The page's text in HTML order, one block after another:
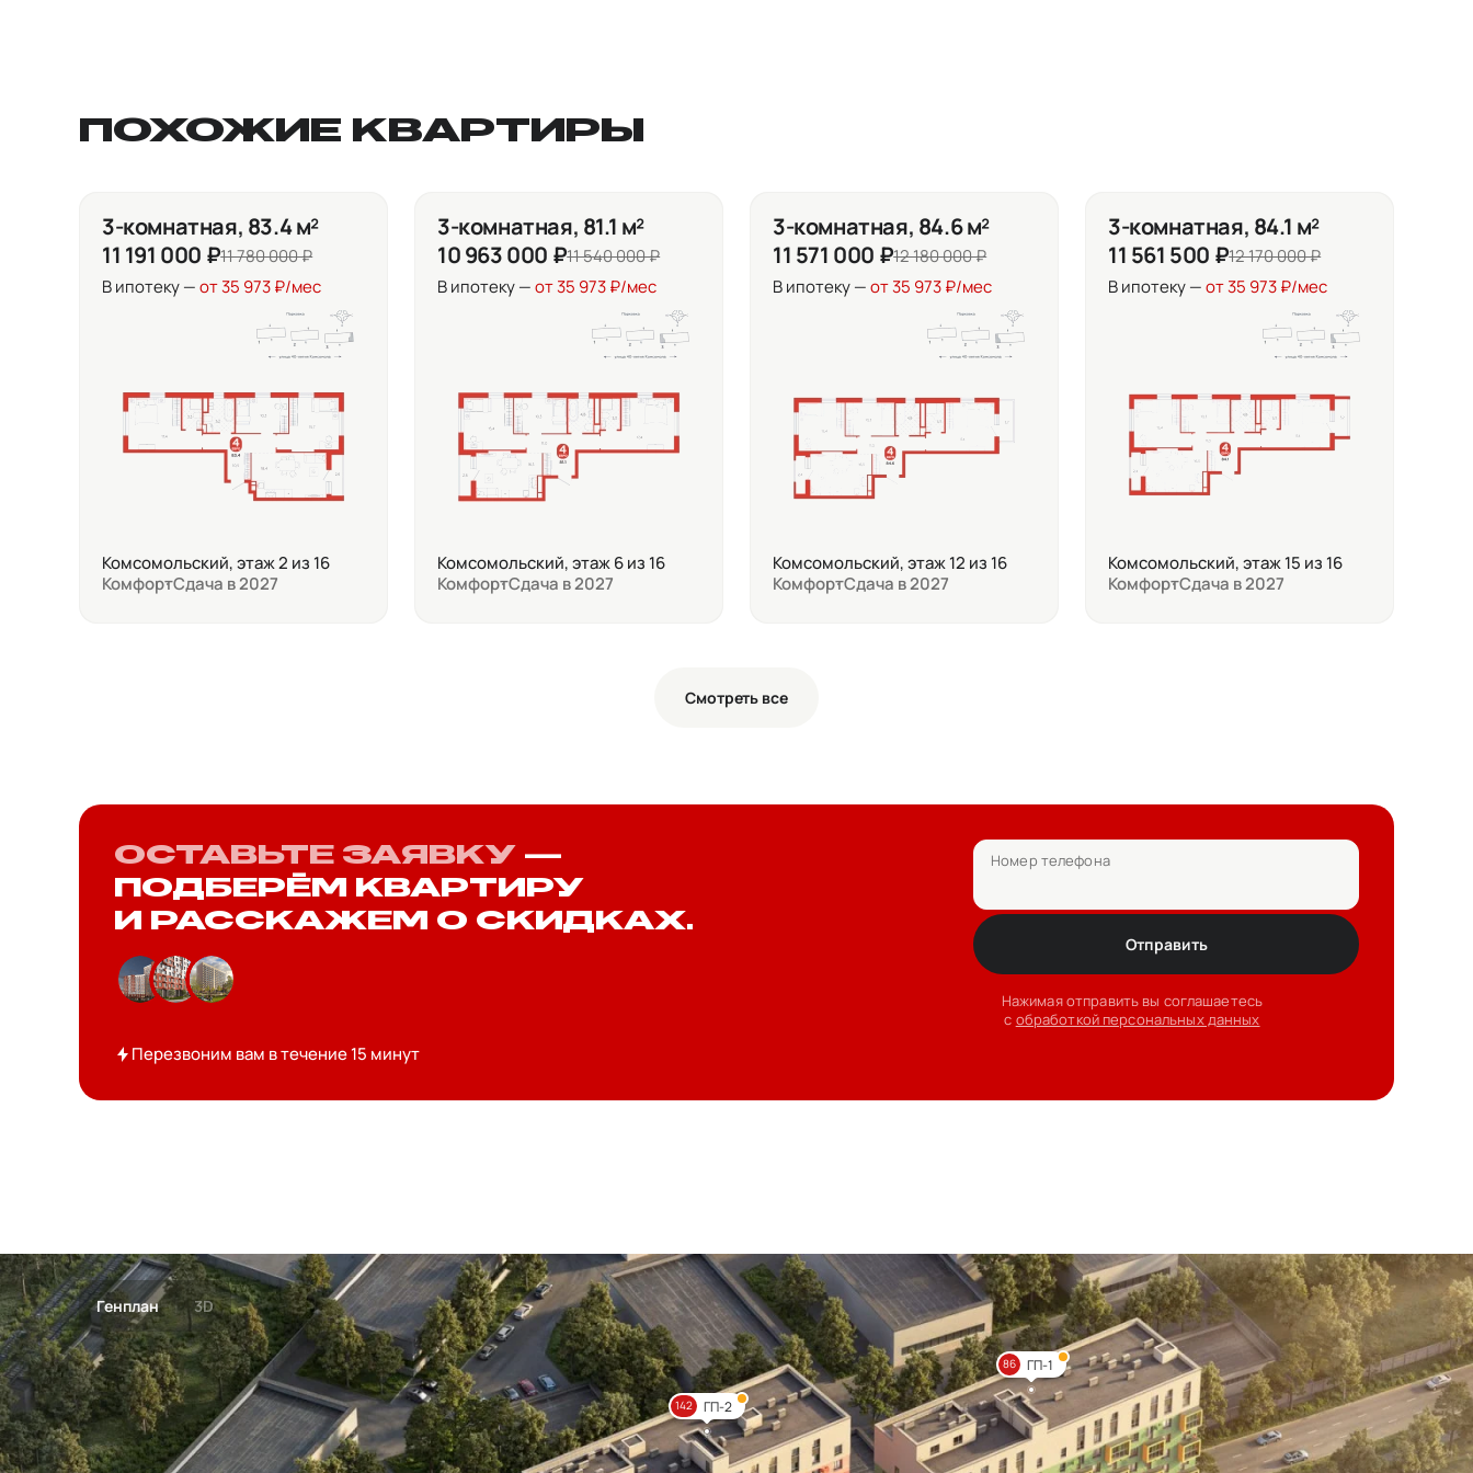
ПОХОЖИЕ КВАРТИРЫ
3-комнатная, 83.4 м²
11 191 000 ₽11 780 000 ₽
В ипотеку —от 35 973 ₽/мес
Комсомольский, этаж 2 из 16
КомфортСдача в 2027
3-комнатная, 81.1 м²
10 963 000 ₽11 540 000 ₽
В ипотеку —от 35 973 ₽/мес
Комсомольский, этаж 6 из 16
КомфортСдача в 2027
3-комнатная, 84.6 м²
11 571 000 ₽12 180 000 ₽
В ипотеку —от 35 973 ₽/мес
Комсомольский, этаж 12 из 16
КомфортСдача в 2027
3-комнатная, 84.1 м²
11 561 500 ₽12 170 000 ₽
В ипотеку —от 35 973 ₽/мес
Комсомольский, этаж 15 из 16
КомфортСдача в 2027
Смотреть все
ОСТАВЬТЕ ЗАЯВКУ —
ПОДБЕРЁМ КВАРТИРУ
И РАССКАЖЕМ О СКИДКАХ.
Перезвоним вам в течение 15 минут
Номер телефона
Отправить
Нажимая отправить вы соглашаетесь
с обработкой персональных данных
Генплан 3D
86 ГП-1
142 ГП-2